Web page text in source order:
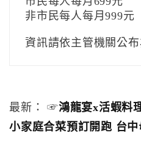
非市民每人每月999元
資訊請依主管機關公布
最新： ☞鴻龍宴x活蝦料
小家庭合菜預訂開跑 台